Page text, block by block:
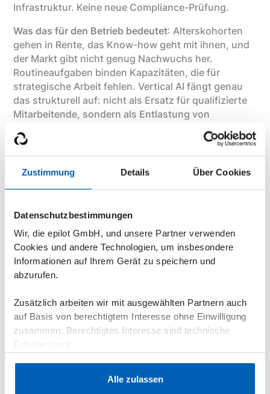
Zustimmung Details Über Cookies
Datenschutzbestimmungen
Wir, die epilot GmbH, und unsere Partner verwenden
Cookies und andere Technologien, um insbesondere
Informationen auf Ihrem Gerät zu speichern und
abzurufen.
Zusätzlich arbeiten wir mit ausgewählten Partnern auch
auf Basis von berechtigtem Interesse ohne Einwilligung
zusammen. Berechtigtes Interesse sind technische
Alle zulassen
Infrastruktur. Keine neue Compliance-Prüfung.
Was das für den Betrieb bedeutet: Alterskohorten
gehen in Rente, das Know-how geht mit ihnen, und
der Markt gibt nicht genug Nachwuchs her.
Routineaufgaben binden Kapazitäten, die für
strategische Arbeit fehlen. Vertical AI fängt genau
das strukturell auf: nicht als Ersatz für qualifizierte
Mitarbeitende, sondern als Entlastung von
Aufgaben, die kein menschliches Urteilsvermögen
brauchen.
: DSGVO-
konform, kein Training mit Kundendaten, strikte
Mandantentrennung, alle Daten bleiben in
NIS-2-konform — die Anforderungen, die als
Betreiber kritischer Infrastruktur an euch gestellt
werden, sind strukturell erfüllt.
Fazit: Architektur ist eine
strategische Entscheidung
Architektur sichert Flexibilität. Datenhoheit